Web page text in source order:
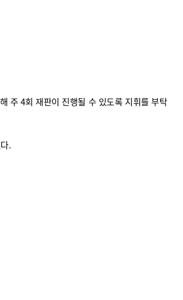
주 4회 재판이 진행될 수 있도록 지휘를 부탁
.